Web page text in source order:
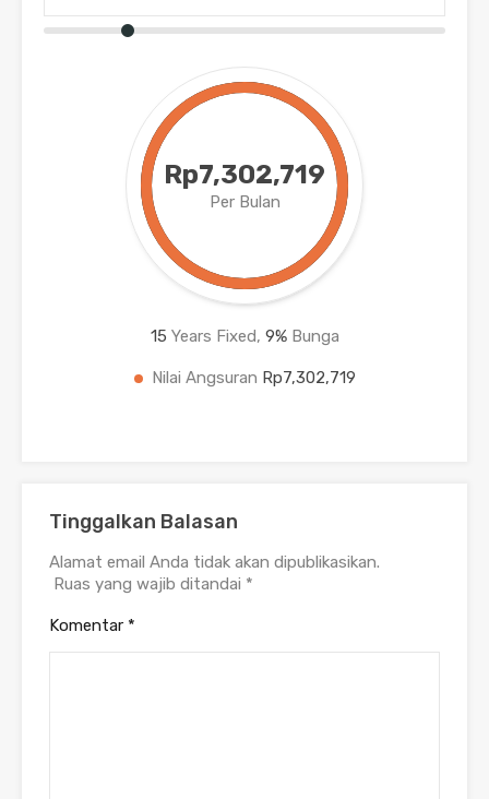
Rp7,302,719
Per Bulan
15 Years Fixed, 9%Bunga
Nilai Angsuran Rp7,302,719
Tinggalkan Balasan
Alamat email Anda tidak akan dipublikasikan.
Ruas yang wajib ditandai *
Komentar *